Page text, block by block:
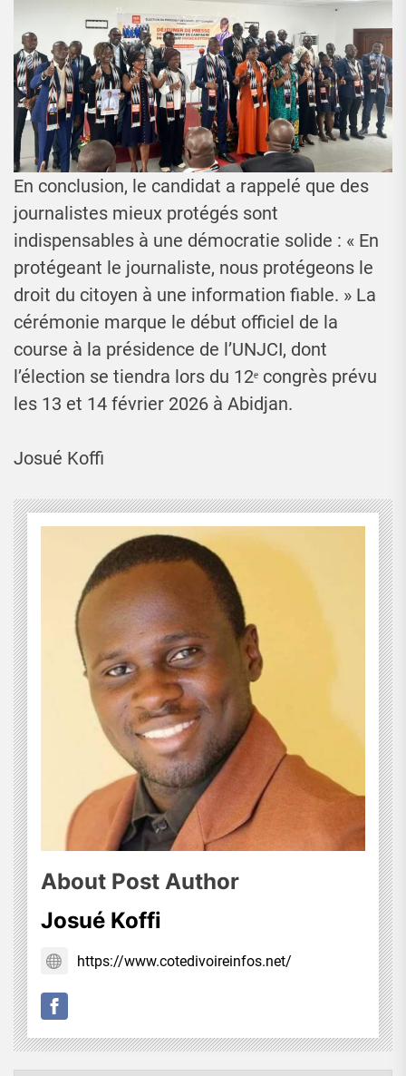
En conclusion, le candidat a rappelé que des
journalistes mieux protégés sont
indispensables à une démocratie solide : « En
protégeant le journaliste, nous protégeons le
droit du citoyen à une information fiable. » La
cérémonie marque le début officiel de la
course à la présidence de l’UNJCI, dont
l’élection se tiendra lors du 12ᵉ congrès prévu
les 13 et 14 février 2026 à Abidjan.
Josué Koffi
About Post Author
Josué Koffi
https://www.cotedivoireinfos.net/